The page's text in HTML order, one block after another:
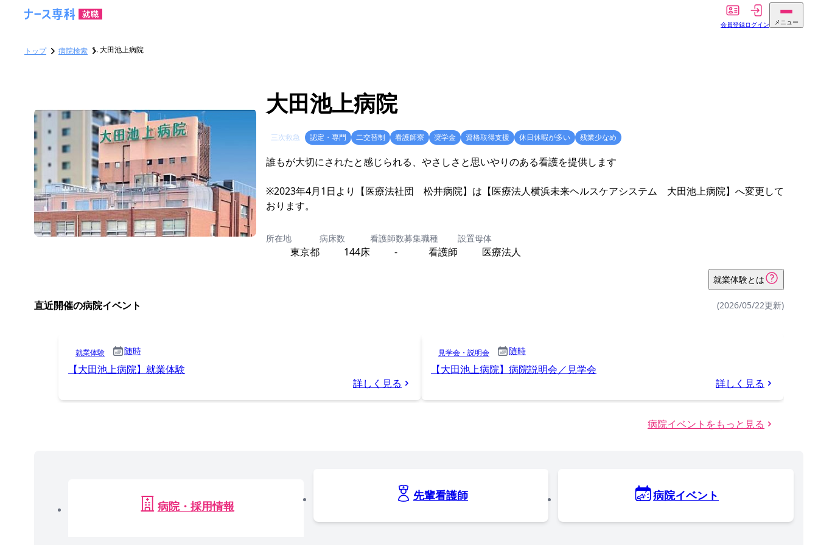
会員登録ログイン メニュー
トップ 病院検索 大田池上病院
大田池上病院
三次救急 認定・専門 二交替制 看護師寮 奨学金 資格取得支援 休日休暇が多い 残業少なめ
誰もが大切にされたと感じられる、やさしさと思いやりのある看護を提供します
※2023年4月1日より【医療法社団 松井病院】は【医療法人横浜未来ヘルスケアシステム 大田池上病院】へ変更して
おります。
所在地
東京都
病床数
144床
看護師数
-
募集職種
看護師
設置母体
医療法人
就業体験とは
直近開催の病院イベント (2026/05/22更新)
就業体験 随時
【大田池上病院】就業体験
詳しく見る
見学会・説明会 随時
【大田池上病院】病院説明会／見学会
詳しく見る
病院イベントをもっと見る
病院・採用情報
先輩看護師 病院イベント